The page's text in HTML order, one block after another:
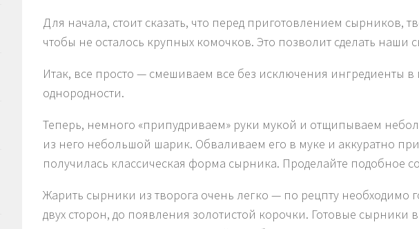
Для начала, стоит сказать, что перед приготовлением сырников,
чтобы не осталось крупных комочков. Это позволит сделать
Итак, все просто — смешиваем все без исключения ингредиенты
однородности.
Теперь, немного «припудриваем» руки мукой и отщипываем
из него небольшой шарик. Обваливаем его в муке и аккуратно
получилась классическая форма сырника. Проделайте подобное со
Жарить сырники из творога очень легко — по рецпту необходимо
двух сторон, до появления золотистой корочки. Готовые сырники